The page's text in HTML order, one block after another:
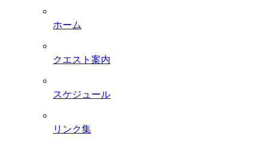
ホーム
クエスト案内
スケジュール
リンク集